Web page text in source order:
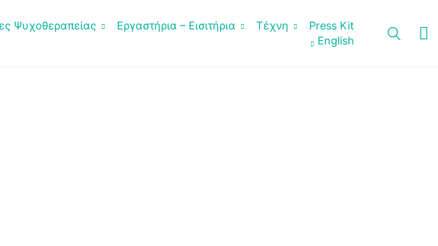
Ψυχοθεραπείας Εργαστήρια – Εισιτήρια Τέχνη
Press Kit
English